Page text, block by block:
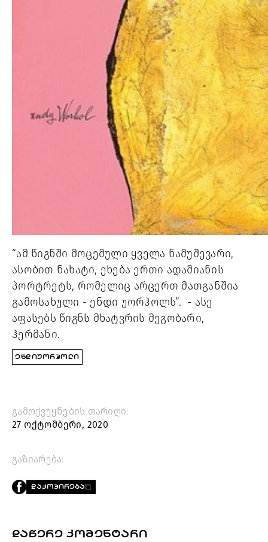
“ამ წიგნში მოცემული ყველა ნამუშევარი,
ასობით ნახატი, ეხება ერთი ადამიანის
პორტრეტს, რომელიც არცერთ მათგანშია
გამოსახული - ენდი უორჰოლს”.  - ასე
აფასებს წიგნს მხატვრის მეგობარი,
ჰერმანი.
ᲔᲜᲓᲘᲣᲝᲠᲰᲝᲚᲘ
გამოქვეყნების თარიღი:
27 ოქტომბერი, 2020
გაზიარება:
ᲓᲐᲙᲝᲞᲘᲠᲔᲑᲐ
ᲓᲐᲬᲔᲠᲔ ᲙᲝᲛᲔᲜᲢᲐᲠᲘ